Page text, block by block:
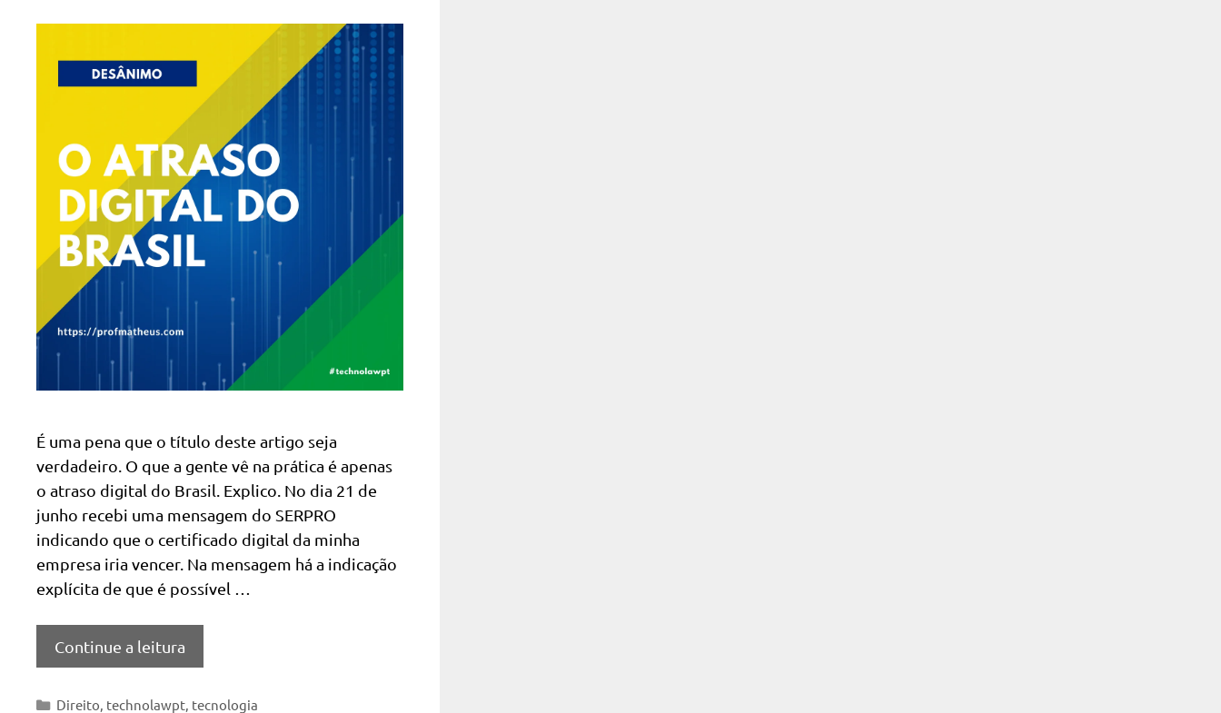
É uma pena que o título deste artigo seja
verdadeiro. O que a gente vê na prática é apenas
o atraso digital do Brasil. Explico. No dia 21 de
junho recebi uma mensagem do SERPRO
indicando que o certificado digital da minha
empresa iria vencer. Na mensagem há a indicação
explícita de que é possível …
Continue a leitura
Categorias
Direito, technolawpt, tecnologia